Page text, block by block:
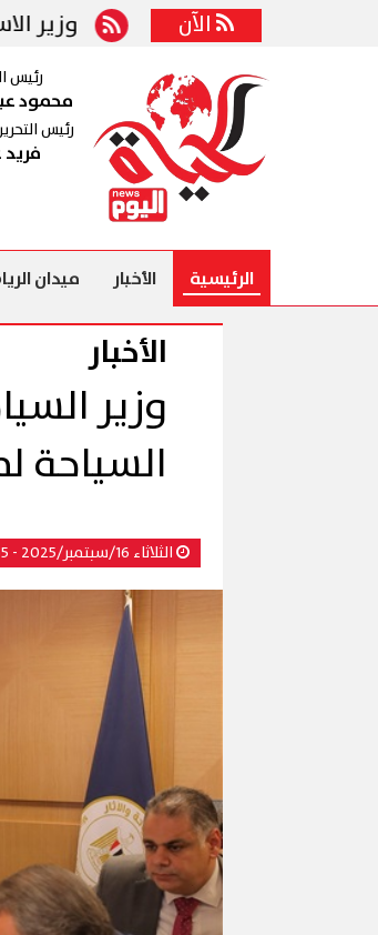
الآنوزير الاستثمار
رئيس
محمود
رئيس
الرئيسية الأخبار ميدان
الأخبار
وزير
السياحة
الثلاثاء 16/سبتمبر/2025 - 12:55 م